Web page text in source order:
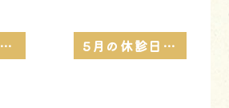
< 7月の休診日のお知らせ・矯正日 5月の休診日のお知らせ・矯正日 >